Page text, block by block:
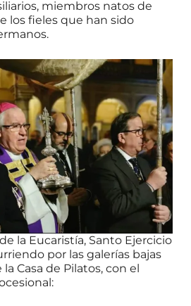
miembros natos de
los fieles que han sido
la Eucaristía, Santo Ejercicio
por las galerías bajas
Casa de Pilatos, con el